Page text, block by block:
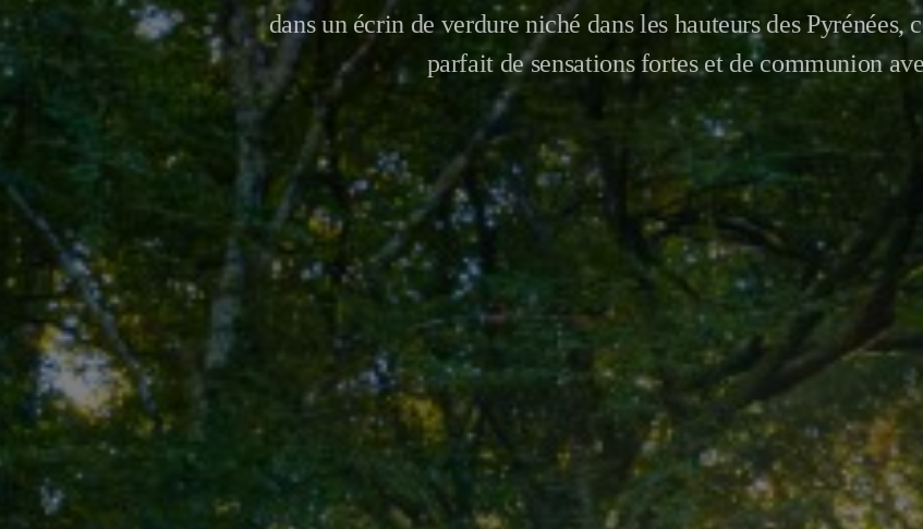
dans un écrin de verdure niché dans les hauteurs des Pyrénées,
parfait de sensations fortes et de communion